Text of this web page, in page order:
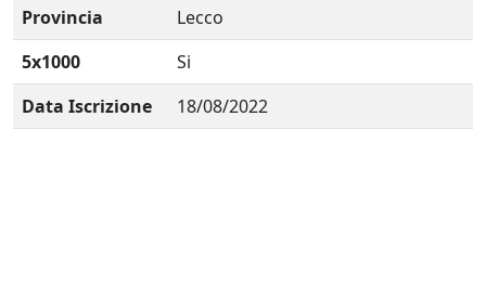
Provincia
Lecco
5x1000
Si
Data Iscrizione
18/08/2022